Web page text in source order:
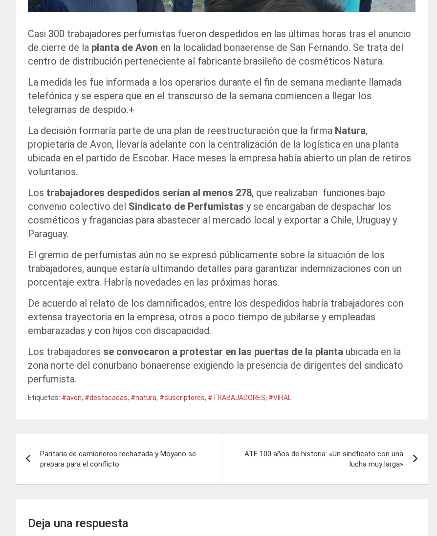
Casi 300 trabajadores perfumistas fueron despedidos en las últimas horas tras el anuncio
de cierre de la planta de Avon en la localidad bonaerense de San Fernando. Se trata del
centro de distribución perteneciente al fabricante brasileño de cosméticos Natura.
La medida les fue informada a los operarios durante el fin de semana mediante llamada
telefónica y se espera que en el transcurso de la semana comiencen a llegar los
telegramas de despido.+
La decisión formaría parte de una plan de reestructuración que la firma Natura,
propietaria de Avon, llevaría adelante con la centralización de la logística en una planta
ubicada en el partido de Escobar. Hace meses la empresa había abierto un plan de retiros
voluntarios.
Los trabajadores despedidos serían al menos 278, que realizaban funciones bajo
convenio colectivo del Sindicato de Perfumistas y se encargaban de despachar los
cosméticos y fragancias para abastecer al mercado local y exportar a Chile, Uruguay y
Paraguay.
El gremio de perfumistas aún no se expresó públicamente sobre la situación de los
trabajadores, aunque estaría ultimando detalles para garantizar indemnizaciones con un
porcentaje extra. Habría novedades en las próximas horas.
De acuerdo al relato de los damnificados, entre los despedidos habría trabajadores con
extensa trayectoria en la empresa, otros a poco tiempo de jubilarse y empleadas
embarazadas y con hijos con discapacidad.
Los trabajadores se convocaron a protestar en las puertas de la planta ubicada en la
zona norte del conurbano bonaerense exigiendo la presencia de dirigentes del sindicato
perfumista.
Etiquetas: #avon, #destacadas, #natura, #suscriptores, #TRABAJADORES, #VIRAL
de
entradas
Paritaria de camioneros rechazada y Moyano se
prepara para el conflicto
ATE 100 años de historia: «Un sindficato con una
lucha muy larga»
Deja una respuesta